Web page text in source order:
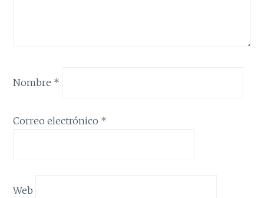
Nombre *
Correo electrónico *
Web